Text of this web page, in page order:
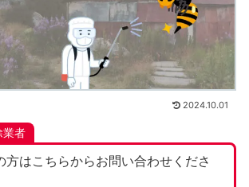
2024.10.01
業者
方はこちらからお問い合わせくださ